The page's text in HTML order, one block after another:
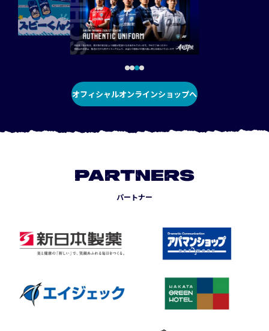
オフィシャルオンラインショップへ
PARTNERS
パートナー